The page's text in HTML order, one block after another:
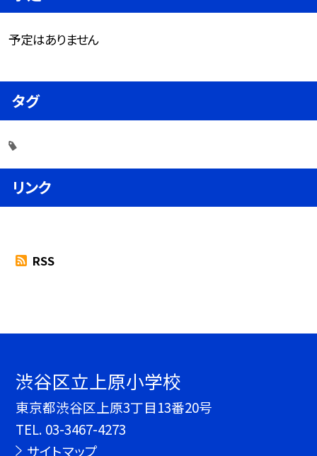
予定はありません
タグ
リンク
RSS
渋谷区立上原小学校
東京都渋谷区上原3丁目13番20号
TEL. 03-3467-4273
サイトマップ